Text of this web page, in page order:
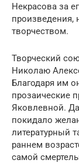
Некрасова за
произведения,
творчеством.
Творческий
Николаю
Благодаря им
прозаические
Яковлевной.
покидало
литературный
раннем
самой